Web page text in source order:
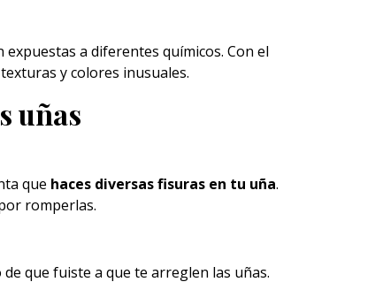
expuestas a diferentes químicos. Con el
y colores inusuales.
uñas
que haces diversas fisuras en tu uña.
romperlas.
que fuiste a que te arreglen las uñas.